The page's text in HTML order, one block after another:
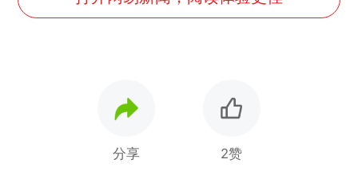
分享 2赞